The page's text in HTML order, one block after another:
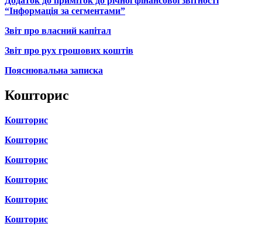
“Інформація за сегментами”
Звіт про власний капітал
Звіт про рух грошових коштів
Пояснювальна записка
Кошторис
Кошторис
Кошторис
Кошторис
Кошторис
Кошторис
Кошторис